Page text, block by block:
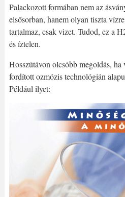
Palackozott formában nem az
elsősorban, hanem olyan tiszta
tartalmaz, csak vizet. Tudod, ez a
és íztelen.
Hosszútávon olcsóbb megoldás,
fordított ozmózis technológián
Például ilyet: